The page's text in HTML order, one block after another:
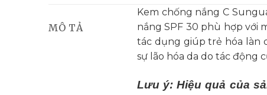
MÔ TẢ
Kem chống nắng C
nắng SPF 30 phù hợp với
tác dụng giúp trẻ hóa làn
sự lão hóa da do tác động
Lưu ý: Hiệu quả của